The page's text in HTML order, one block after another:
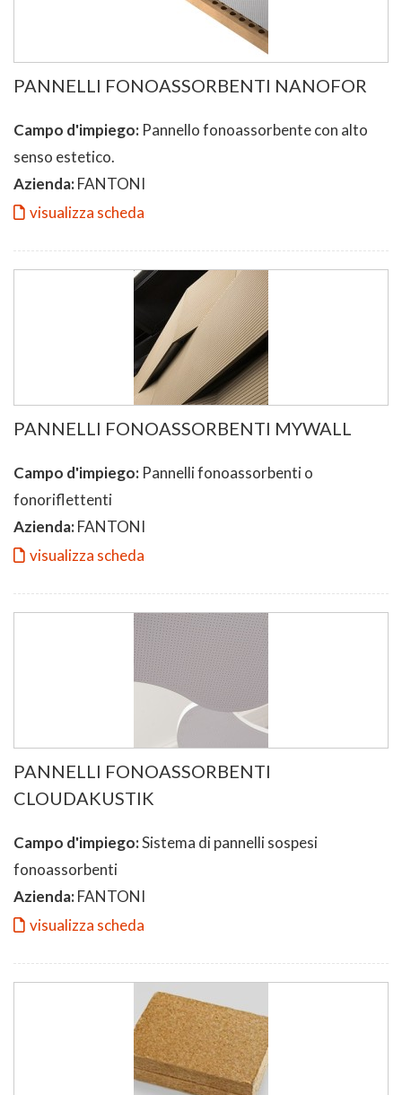
PANNELLI FONOASSORBENTI NANOFOR
Campo d'impiego: Pannello fonoassorbente con alto
senso estetico.
Azienda:FANTONI
visualizza scheda
PANNELLI FONOASSORBENTI MYWALL
Campo d'impiego: Pannelli fonoassorbenti o
fonoriflettenti
Azienda:FANTONI
visualizza scheda
PANNELLI FONOASSORBENTI
CLOUDAKUSTIK
Campo d'impiego:Sistema di pannelli sospesi
fonoassorbenti
Azienda:FANTONI
visualizza scheda